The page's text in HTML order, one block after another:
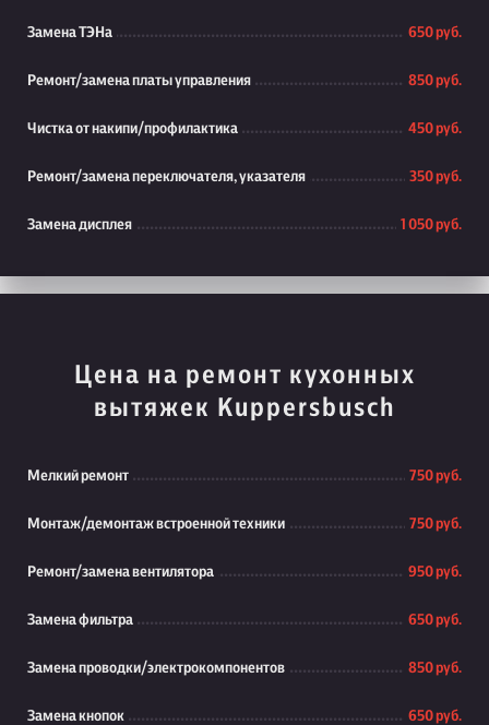
Замена ТЭНа 650 руб.
Ремонт/замена платы управления 850 руб.
Чистка от накипи/профилактика 450 руб.
Ремонт/замена переключателя, указателя 350 руб.
Замена дисплея 1 050 руб.
Цена на ремонт кухонных
вытяжек Kuppersbusch
Мелкий ремонт 750 руб.
Монтаж/демонтаж встроенной техники 750 руб.
Ремонт/замена вентилятора 950 руб.
Замена фильтра 650 руб.
Замена проводки/электрокомпонентов 850 руб.
Замена кнопок 650 руб.